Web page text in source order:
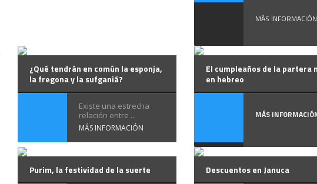
MÁS INFORMACIÓN
¿Qué tendrán en común la esponja,
la fregona y la sufganiá?
Existe una estrecha
relación entre ...
MÁS INFORMACIÓN
El cumpleaños de la partera
en hebreo
MÁS
Purim, la festividad de la suerte Descuentos en Januca